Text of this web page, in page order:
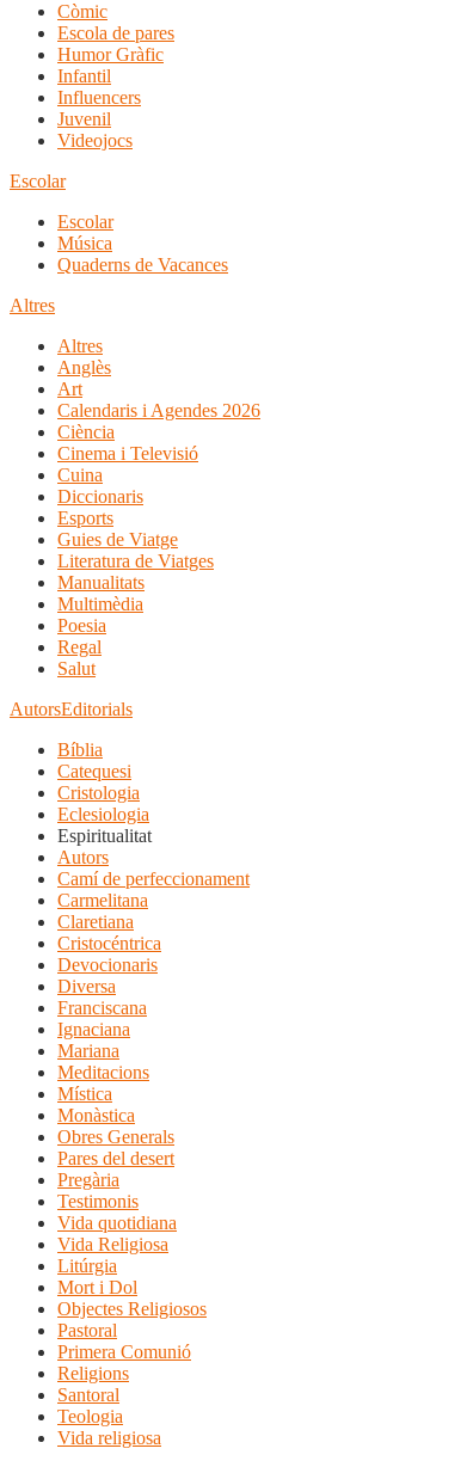
Còmic
Escola de pares
Humor Gràfic
Infantil
Influencers
Juvenil
Videojocs
Escolar
Escolar
Música
Quaderns de Vacances
Altres
Altres
Anglès
Art
Calendaris i Agendes 2026
Ciència
Cinema i Televisió
Cuina
Diccionaris
Esports
Guies de Viatge
Literatura de Viatges
Manualitats
Multimèdia
Poesia
Regal
Salut
AutorsEditorials
Bíblia
Catequesi
Cristologia
Eclesiologia
Espiritualitat
Autors
Camí de perfeccionament
Carmelitana
Claretiana
Cristocéntrica
Devocionaris
Diversa
Franciscana
Ignaciana
Mariana
Meditacions
Mística
Monàstica
Obres Generals
Pares del desert
Pregària
Testimonis
Vida quotidiana
Vida Religiosa
Litúrgia
Mort i Dol
Objectes Religiosos
Pastoral
Primera Comunió
Religions
Santoral
Teologia
Vida religiosa